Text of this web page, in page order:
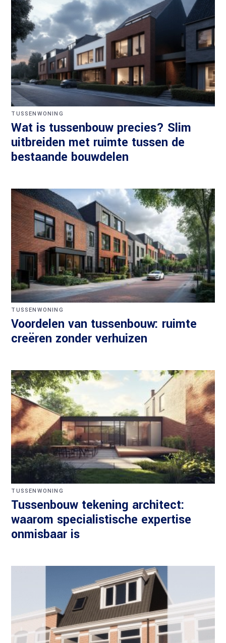
TUSSENWONING
Wat is tussenbouw precies? Slim
uitbreiden met ruimte tussen de
bestaande bouwdelen
TUSSENWONING
Voordelen van tussenbouw: ruimte
creëren zonder verhuizen
TUSSENWONING
Tussenbouw tekening architect:
waarom specialistische expertise
onmisbaar is